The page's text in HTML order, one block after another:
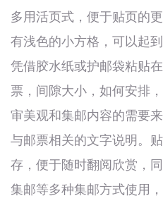
多用活页式，便于贴页的
有浅色的小方格，可以起
凭借胶水纸或护邮袋粘贴
票，间隙大小，如何安排
审美观和集邮内容的需要
与邮票相关的文字说明。
存，便于随时翻阅欣赏，
集邮等多种集邮方式使用